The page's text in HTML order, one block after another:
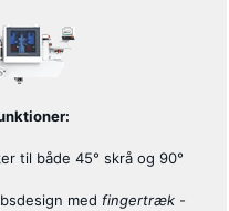
til både 45° skrå og 90°
med fingertræk -